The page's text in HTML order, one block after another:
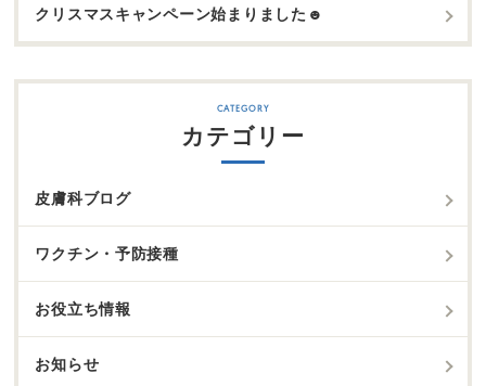
クリスマスキャンペーン始まりました☻
カテゴリー
皮膚科ブログ
ワクチン・予防接種
お役立ち情報
お知らせ